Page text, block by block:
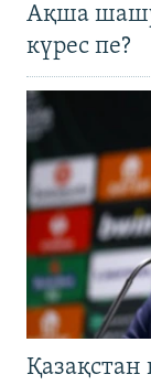
Ақша
күрес пе?